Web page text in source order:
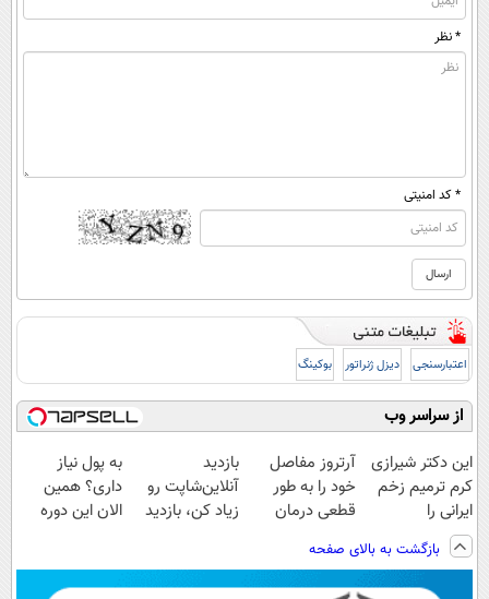
* نظر
* کد امنیتی
اعتبارسنجی دیزل ژنراتور بوکینگ
از سراسر وب
این دکتر شیرازی
کرم ترمیم زخم
ایرانی را
ساخت!!!
آرتروز مفاصل
خود را به طور
قطعی درمان
◗پرسش‌نامه◖
بازدید
آنلاین‌شاپت رو
زیاد کن، بازدید
به پول نیاز
داری؟ همین
الان این دوره
بازگشت به بالای صفحه